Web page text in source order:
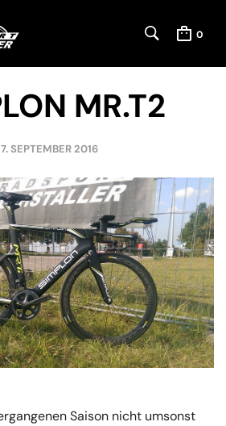
0
MR.T2
SEPTEMBER 2016
Saison nicht umsonst